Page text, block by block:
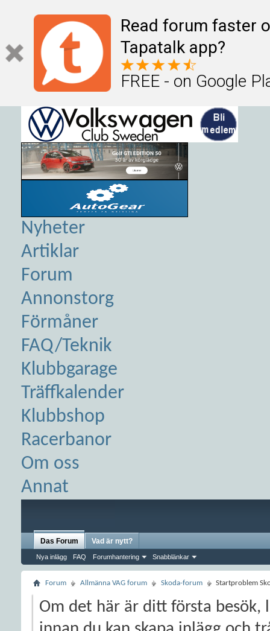
Read forum faster
Tapatalk app?
FREE - on Google
Nyheter
Artiklar
Forum
Annonstorg
Förmåner
FAQ/Teknik
Klubbgarage
Träffkalender
Klubbshop
Racerbanor
Om oss
Annat
Das Forum
Nya inlägg FAQ Forumhantering Snabblänkar
Vad är nytt?
Forum Allmänna VAG forum Skoda-forum Startproblem
Om det här är ditt första besök,